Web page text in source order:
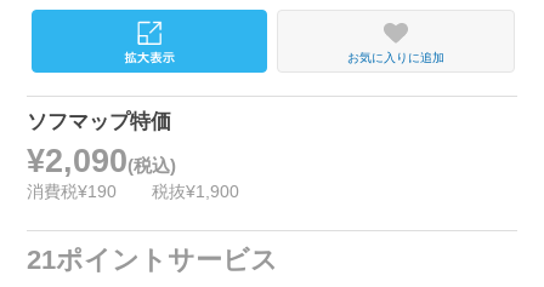
お気に入りに追加
ソフマップ特価
¥2,090(税込)
消費税¥190 税抜¥1,900
21ポイントサービス